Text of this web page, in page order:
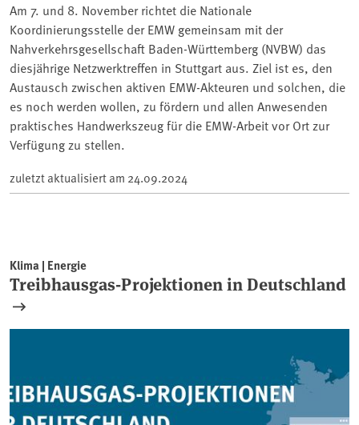
Am 7. und 8. November richtet die Nationale
Koordinierungsstelle der EMW gemeinsam mit der
Nahverkehrsgesellschaft Baden-Württemberg (NVBW) das
diesjährige Netzwerktreffen in Stuttgart aus. Ziel ist es, den
Austausch zwischen aktiven EMW-Akteuren und solchen, die
es noch werden wollen, zu fördern und allen Anwesenden
praktisches Handwerkszeug für die EMW-Arbeit vor Ort zur
Verfügung zu stellen.
zuletzt aktualisiert am 24.09.2024
Klima | Energie
Treibhausgas-Projektionen in Deutschland